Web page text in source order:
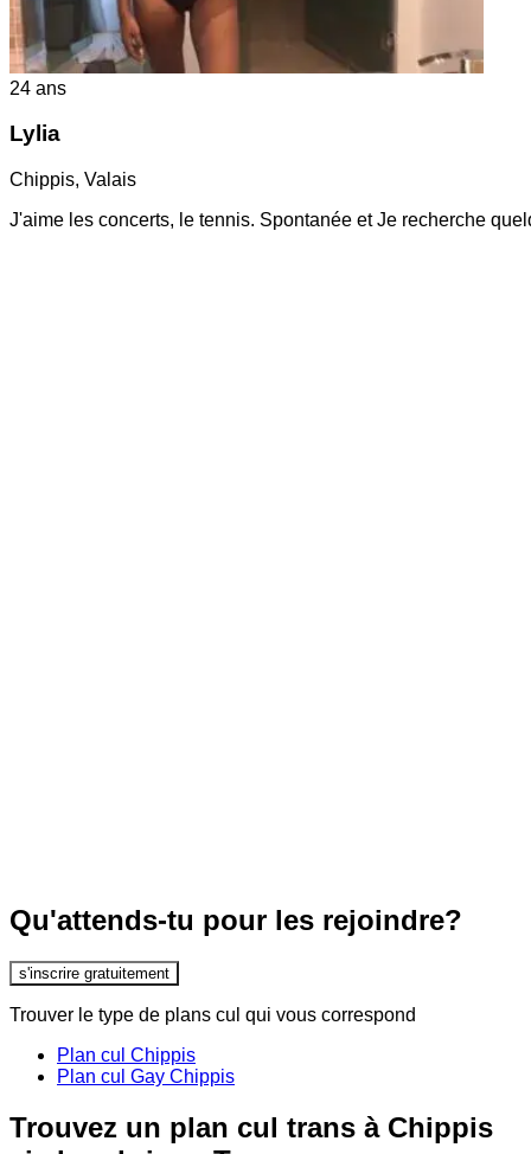
24 ans
Lylia
Chippis, Valais
J'aime les concerts, le tennis. Spontanée et Je recherche
Qu'attends-tu pour les rejoindre?
s'inscrire gratuitement
Trouver le type de plans cul qui vous correspond
Plan cul Chippis
Plan cul Gay Chippis
Trouvez un plan cul trans à Chippis